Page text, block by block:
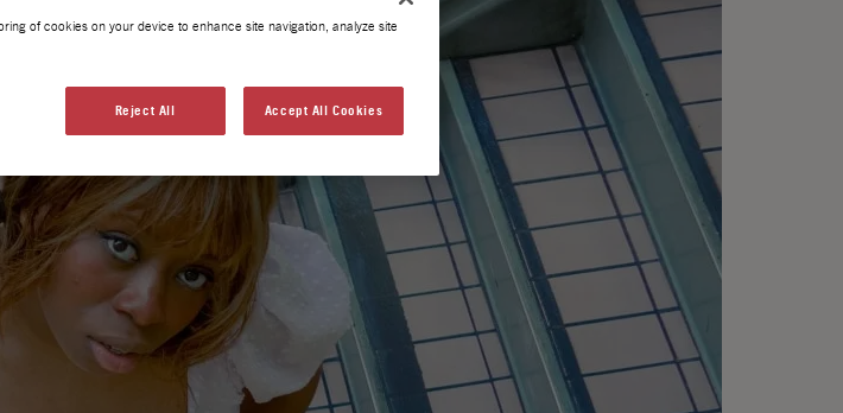
of cookies on your device to enhance site navigation, analyze site
Reject All Accept All Cookies